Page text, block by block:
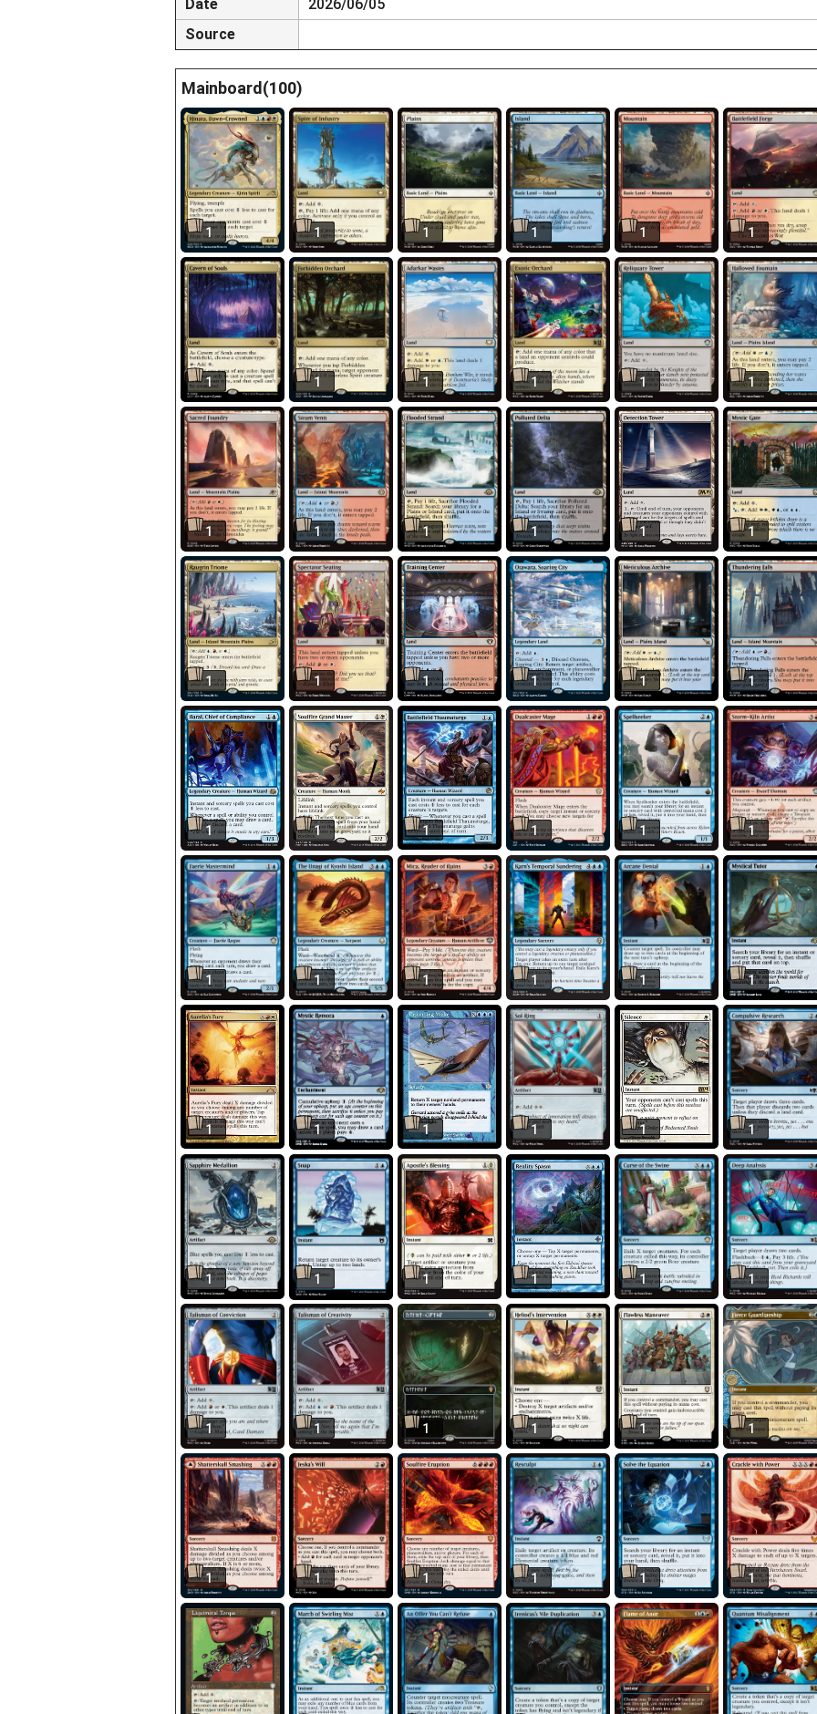
Date
2026/06/05
Source
Mainboard(100)
1 1 1 1 1 1
1 1 1 1 1 1
1 1 1 1 1 1
1 1 1 1 1 1
1 1 1 1 1 1
1 1 1 1 1 1
1 1 1 1 1 1
1 1 1 1 1 1
1 1 1 1 1 1
1 1 1 1 1 1